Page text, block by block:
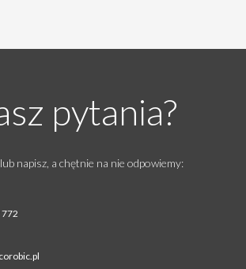
pytania?
napisz, a chętnie na nie odpowiemy: